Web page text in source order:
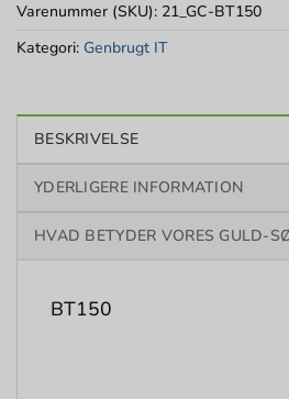
Varenummer (SKU): 21_GC-BT150
Kategori: Genbrugt IT
BESKRIVELSE
YDERLIGERE INFORMATION
HVAD BETYDER VORES GULD-
BT150